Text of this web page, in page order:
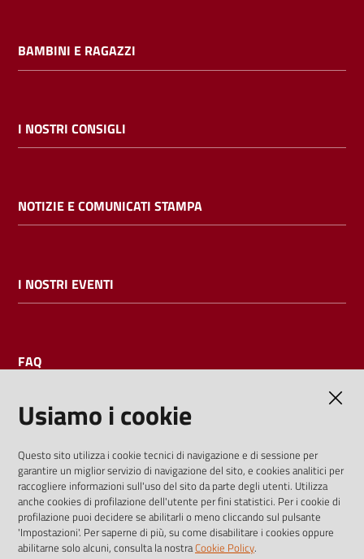
cataloghi
bibliotecario
BAMBINI E RAGAZZI
I NOSTRI CONSIGLI
NOTIZIE E COMUNICATI STAMPA
I NOSTRI EVENTI
FAQ
I dati personali pubblicati sono riutilizzabili solo alle condizioni
previste dalla direttiva comunitaria 2003/98/CE e dal d.lgs.
36/2006
Usiamo i cookie
Questo sito utilizza i cookie tecnici di navigazione e di sessione per
garantire un miglior servizio di navigazione del sito, e cookies analitici per
raccogliere informazioni sull'uso del sito da parte degli utenti. Utilizza
anche cookies di profilazione dell'utente per fini statistici. Per i cookie di
profilazione puoi decidere se abilitarli o meno cliccando sul pulsante
'Impostazioni'. Per saperne di più, su come disabilitare i cookies oppure
abilitarne solo alcuni, consulta la nostraCookie Policy.